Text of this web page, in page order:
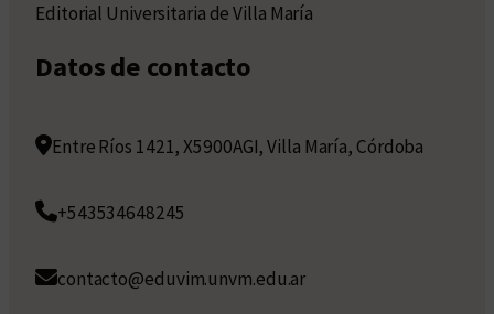
Editorial Universitaria de Villa María
Datos de contacto
Entre Ríos 1421, X5900AGI, Villa María, Córdoba
+543534648245
contacto@eduvim.unvm.edu.ar